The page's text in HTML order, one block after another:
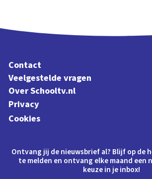
Contact
Veelgestelde vragen
Over Schooltv.nl
Privacy
Cookies
Ontvang jij de nieuwsbrief al? Blijf op de
te melden en ontvang elke maand een
keuze in je inbox!